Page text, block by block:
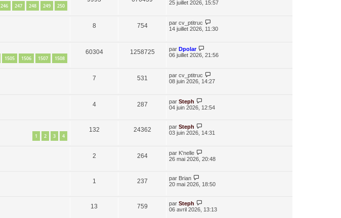
246 247 248 249 250
25 juillet 2026, 15:57
8 754 par cv_ptitruc
14 juillet 2026, 11:30
1505 1506 1507 1508
60304 1258725 par Dpolar
06 juillet 2026, 21:56
7 531 par cv_ptitruc
08 juin 2026, 14:27
4 287 par Steph
04 juin 2026, 12:54
1 2 3 4
132 24362 par Steph
03 juin 2026, 14:31
2 264 par K'nelle
26 mai 2026, 20:48
1 237 par Brian
20 mai 2026, 18:50
13 759 par Steph
06 avril 2026, 13:13